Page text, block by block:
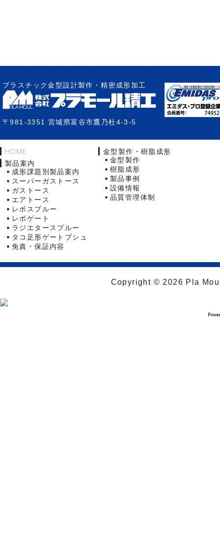
プラスチック金型設計製作・精密成形加工
〒981-3351 宮城県富谷市鷹乃杜4-3-5
HOME
製品案内
成形課題別製品案内
スーパーガストース
ガストース
エアトース
レボスプルー
レボゲート
ラジエタースプルー
タコ足形ゲートブシュ
免責・保証内容
金型製作・樹脂成形
金型製作
樹脂成形
製品事例
設備情報
品質管理体制
Copyright © 2026 Pla